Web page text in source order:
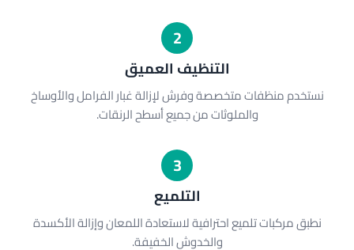
2
التنظيف العميق
نستخدم منظفات متخصصة وفرش لإزالة غبار الفرامل والأوساخ
والملوثات من جميع أسطح الرنقات.
3
التلميع
نطبق مركبات تلميع احترافية لاستعادة اللمعان وإزالة الأكسدة
والخدوش الخفيفة.